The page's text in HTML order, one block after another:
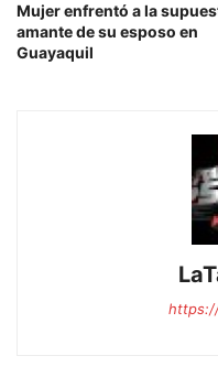
Mujer enfrentó a la
amante de su esposo en
Guayaquil